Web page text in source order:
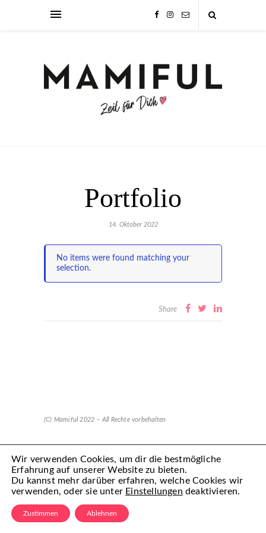
Portfolio
14. Oktober 2022
No items were found matching your
selection.
Share
(C) Mamiful 2022 – All Rechte vorbehalten
Wir verwenden Cookies, um dir die bestmögliche
Erfahrung auf unserer Website zu bieten.
Du kannst mehr darüber erfahren, welche Cookies wir
verwenden, oder sie unter Einstellungen deaktivieren.
Zustimmen Ablehnen